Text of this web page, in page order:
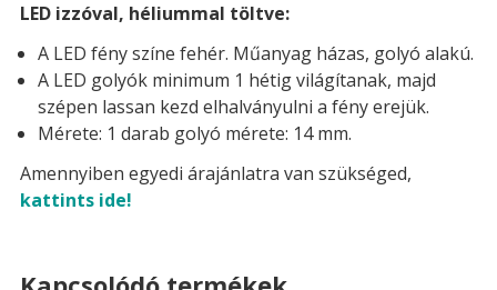
LED izzóval, héliummal töltve:
A LED fény színe fehér. Műanyag házas, golyó alakú.
A LED golyók minimum 1 hétig világítanak, majd
szépen lassan kezd elhalványulni a fény erejük.
Mérete: 1 darab golyó mérete: 14 mm.
Amennyiben egyedi árajánlatra van szükséged,
kattints ide!